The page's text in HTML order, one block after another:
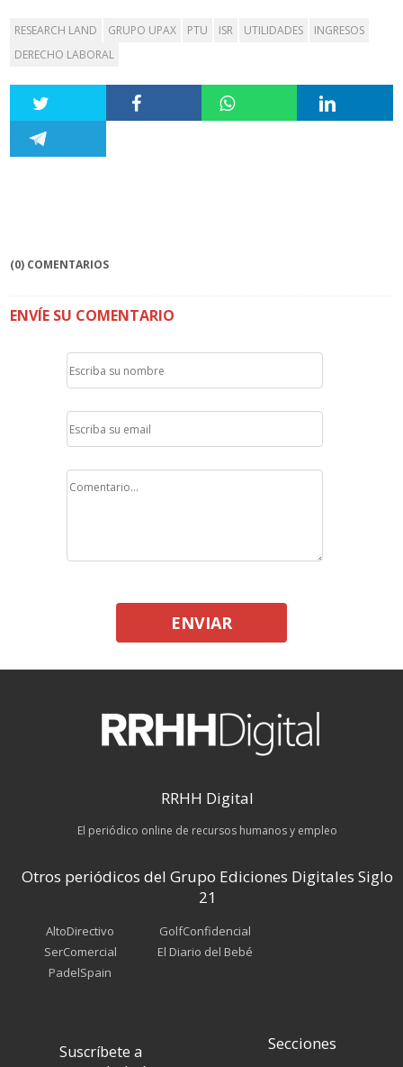
RESEARCH LAND GRUPO UPAX PTU ISR UTILIDADES
INGRESOS
DERECHO LABORAL
(0) COMENTARIOS
ENVÍE SU COMENTARIO
ENVIAR
RRHH Digital
El periódico online de recursos humanos y empleo
Otros periódicos del Grupo Ediciones Digitales Siglo
21
AltoDirectivo
SerComercial
PadelSpain
GolfConfidencial
El Diario del Bebé
Suscríbete a
Secciones